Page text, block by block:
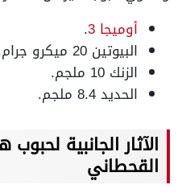
أوميجا 3 .
البيوتين 20 ميكرو جرام.
الزنك 10 ملجم.
الحديد 8.4 ملجم.
الآثار الجانبية
القحطاني